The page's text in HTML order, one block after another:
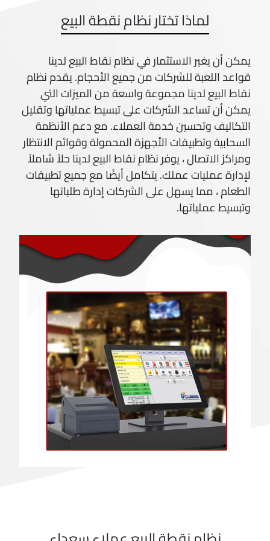
لماذا تختار نظام نقطة البيع
يمكن أن يغير الاستثمار في نظام نقاط البيع لدينا
قواعد اللعبة للشركات من جميع الأحجام. يقدم نظام
نقاط البيع لدينا مجموعة واسعة من الميزات التي
يمكن أن تساعد الشركات على تبسيط عملياتها وتقليل
التكاليف وتحسين خدمة العملاء. مع دعم الأنظمة
السحابية وتطبيقات الأجهزة المحمولة وقوائم الانتظار
ومراكز الاتصال ، يوفر نظام نقاط البيع لدينا حلاً شاملاً
لإدارة عمليات عملك. يتكامل أيضًا مع جميع تطبيقات
الطعام ، مما يسهل على الشركات إدارة طلباتها
وتبسيط عملياتها.